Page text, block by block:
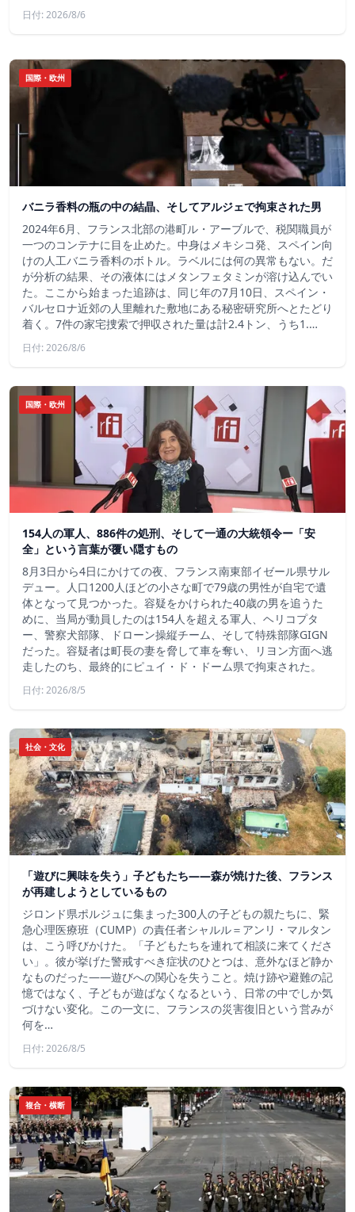
日付: 2026/8/6
国際・欧州
バニラ香料の瓶の中の結晶、そしてアルジェで拘束された男
2024年6月、フランス北部の港町ル・アーブルで、税関職員が
一つのコンテナに目を止めた。中身はメキシコ発、スペイン向
けの人工バニラ香料のボトル。ラベルには何の異常もない。だ
が分析の結果、その液体にはメタンフェタミンが溶け込んでい
た。ここから始まった追跡は、同じ年の7月10日、スペイン・
バルセロナ近郊の人里離れた敷地にある秘密研究所へとたどり
着く。7件の家宅捜索で押収された量は計2.4トン、うち1.…
日付: 2026/8/6
国際・欧州
154人の軍人、886件の処刑、そして一通の大統領令ー「安
全」という言葉が覆い隠すもの
8月3日から4日にかけての夜、フランス南東部イゼール県サル
デュー。人口1200人ほどの小さな町で79歳の男性が自宅で遺
体となって見つかった。容疑をかけられた40歳の男を追うた
めに、当局が動員したのは154人を超える軍人、ヘリコプタ
ー、警察犬部隊、ドローン操縦チーム、そして特殊部隊GIGN
だった。容疑者は町長の妻を脅して車を奪い、リヨン方面へ逃
走したのち、最終的にピュイ・ド・ドーム県で拘束された。
日付: 2026/8/5
社会・文化
「遊びに興味を失う」子どもたち——森が焼けた後、フランス
が再建しようとしているもの
ジロンド県ポルジュに集まった300人の子どもの親たちに、緊
急心理医療班（CUMP）の責任者シャルル＝アンリ・マルタン
は、こう呼びかけた。「子どもたちを連れて相談に来てくださ
い」。彼が挙げた警戒すべき症状のひとつは、意外なほど静か
なものだった――遊びへの関心を失うこと。焼け跡や避難の記
憶ではなく、子どもが遊ばなくなるという、日常の中でしか気
づけない変化。この一文に、フランスの災害復旧という営みが
何を…
日付: 2026/8/5
複合・横断